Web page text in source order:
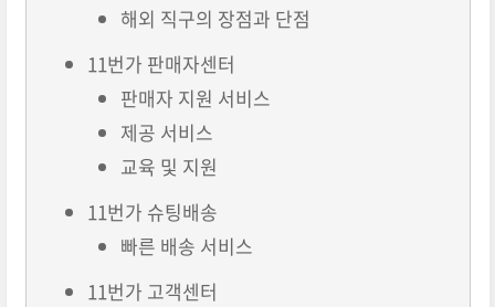
해외 직구의 장점과 단점
11번가 판매자센터
판매자 지원 서비스
제공 서비스
교육 및 지원
11번가 슈팅배송
빠른 배송 서비스
11번가 고객센터